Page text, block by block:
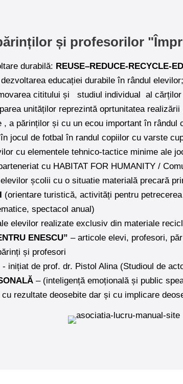
și profesorilor
durabilă: REUSE–REDUCE-RECYCLE-
educației durabile în rândul elevilor;
cititului și studiul individual al
unităților reprezintă oprtunitatea
a părinților și cu un ecou important în rândul
jocul de fotbal în randul copiilor cu varste
cu elementele tehnico-tactice minime ale
cu HABITAT FOR HUMANITY /
școlii cu o situatie materială precară
(orientare turistică, activități pentru
spectacol anual)
elevilor realizate exclusiv din materiale
ENESCU” – articole elevi, profesori,
și profesori
- inițiat de prof. dr. Pistol Alina (Studioul de
– (inteligență emoțională și public
rezultate deosebite dar și cu implicare